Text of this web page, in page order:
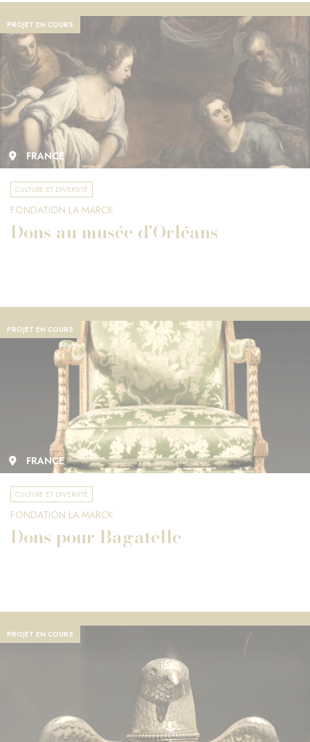
PROJET EN COURS
FRANCE
CULTURE ET DIVERSITÉ
FONDATION LA MARCK
Dons au musée d'Orléans
PROJET EN COURS
FRANCE
CULTURE ET DIVERSITÉ
FONDATION LA MARCK
Dons pour Bagatelle
PROJET EN COURS